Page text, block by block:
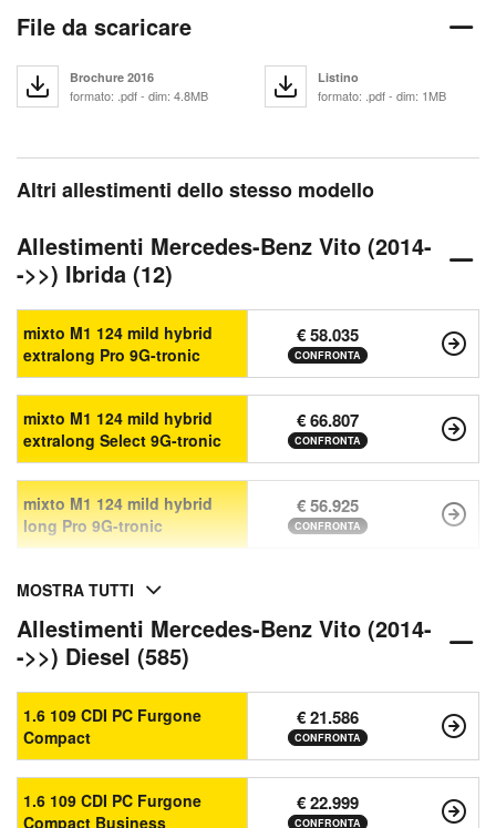
File da scaricare
Brochure 2016
formato: .pdf - dim: 4.8MB
Listino
formato: .pdf - dim: 1MB
Altri allestimenti dello stesso modello
Allestimenti Mercedes-Benz Vito (2014-
->>) Ibrida (12)
mixto M1 124 mild hybrid
extralong Pro 9G-tronic
€ 58.035
CONFRONTA
mixto M1 124 mild hybrid
extralong Select 9G-tronic
€ 66.807
CONFRONTA
mixto M1 124 mild hybrid
long Pro 9G-tronic
€ 56.925
CONFRONTA
MOSTRA TUTTI
Allestimenti Mercedes-Benz Vito (2014-
->>) Diesel (585)
1.6 109 CDI PC Furgone
Compact
€ 21.586
CONFRONTA
1.6 109 CDI PC Furgone
Compact Business
€ 22.999
CONFRONTA